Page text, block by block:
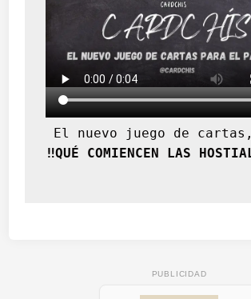
El nuevo juego de
‼️QUÉ COMIENCEN LAS
PUBLICIDAD